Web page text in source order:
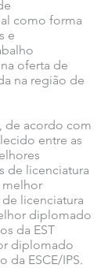
como forma
e
oferta de
na região de
de acordo com
entre as
de licenciatura
melhor
licenciatura
diplomado
da EST
diplomado
da ESCE/IPS.